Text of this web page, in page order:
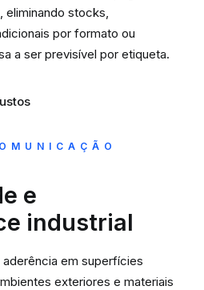
eliminando stocks,
por formato ou
a ser previsível por etiqueta.
e
industrial
em superfícies
exteriores e materiais